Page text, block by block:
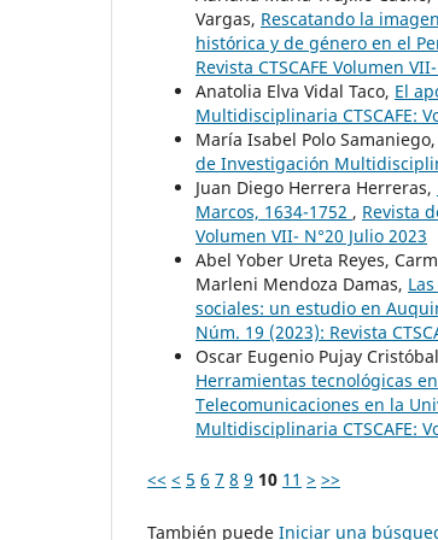
Vargas, Rescatando la
histórica y de género en el
Revista CTSCAFE Volumen
Anatolia Elva Vidal Taco, El
Multidisciplinaria CTSCAFE:
María Isabel Polo
de Investigación
Juan Diego Herrera Herreras,
Marcos, 1634-1752 , Revista
Volumen VII- N°20 Julio 2023
Abel Yober Ureta Reyes,
Marleni Mendoza Damas,
sociales: un estudio en
Núm. 19 (2023): Revista
Oscar Eugenio Pujay
Herramientas tecnológicas
Telecomunicaciones en la
Multidisciplinaria CTSCAFE:
<< < 5 6 7 8 9 10 11 > >>
También puede Iniciar una